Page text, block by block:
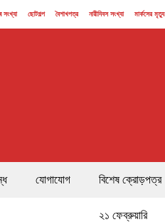
সংখ্যা ছোটগল্প বৈশাখপত্র নারীদিবস সংখ্যা মার্কসের মৃত্যু
যোগাযোগ বিশেষ ক্রোড়পত্র
২১ ফেব্রুয়ারি